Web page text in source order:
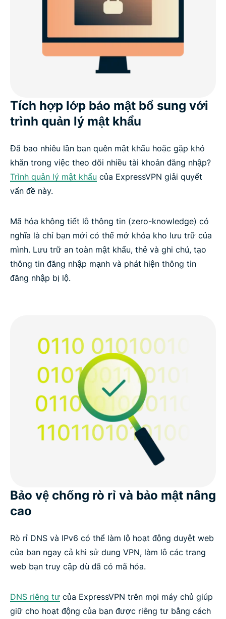
Tích hợp lớp bảo mật bổ sung với
trình quản lý mật khẩu
Đã bao nhiêu lần bạn quên mật khẩu hoặc gặp khó
khăn trong việc theo dõi nhiều tài khoản đăng nhập?
Trình quản lý mật khẩu của ExpressVPN giải quyết
vấn đề này.
Mã hóa không tiết lộ thông tin (zero-knowledge) có
nghĩa là chỉ bạn mới có thể mở khóa kho lưu trữ của
mình. Lưu trữ an toàn mật khẩu, thẻ và ghi chú, tạo
thông tin đăng nhập mạnh và phát hiện thông tin
đăng nhập bị lộ.
Bảo vệ chống rò rỉ và bảo mật nâng
cao
Rò rỉ DNS và IPv6 có thể làm lộ hoạt động duyệt web
của bạn ngay cả khi sử dụng VPN, làm lộ các trang
web bạn truy cập dù đã có mã hóa.
DNS riêng tư của ExpressVPN trên mọi máy chủ giúp
giữ cho hoạt động của bạn được riêng tư bằng cách